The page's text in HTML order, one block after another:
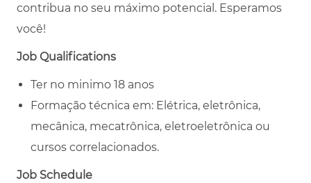
contribua no seu máximo potencial. Esperamos
você!
Job Qualifications
Ter no minimo 18 anos
Formação técnica em: Elétrica, eletrônica,
mecânica, mecatrônica, eletroeletrônica ou
cursos correlacionados.
Job Schedule